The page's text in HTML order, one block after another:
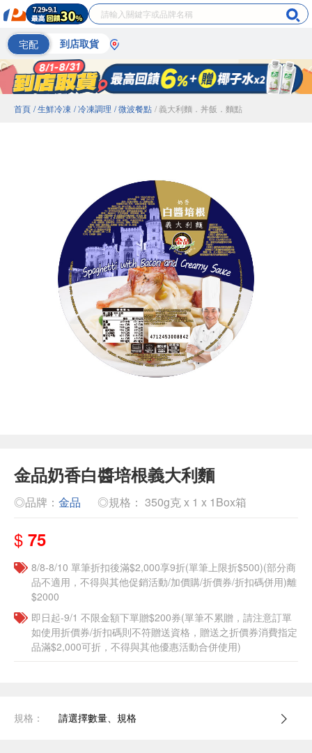
宅配 到店取貨
首頁 / 生鮮冷凍 / 冷凍調理 / 微波餐點 / 義大利麵．丼飯．麵點
金品奶香白醬培根義大利麵
◎品牌： 金品 ◎規格： 350g克 x 1 x 1Box箱
$ 75
8/8-8/10 單筆折扣後滿$2,000享9折(單筆上限折$500)(部分商
品不適用，不得與其他促銷活動/加價購/折價券/折扣碼併用)離
$2000
即日起-9/1 不限金額下單贈$200券(單筆不累贈，請注意訂單
如使用折價券/折扣碼則不符贈送資格，贈送之折價券消費指定
品滿$2,000可折，不得與其他優惠活動合併使用)
規格： 請選擇數量、規格